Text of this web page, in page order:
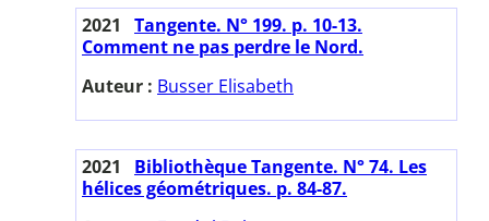
2021
Tangente. N° 199. p. 10-13.
Comment ne pas perdre le Nord.
Auteur : Busser Elisabeth
2021
Bibliothèque Tangente. N° 74. Les
hélices géométriques. p. 84-87.